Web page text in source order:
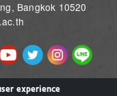
Bangkok 10520
ImageImageImage
experience